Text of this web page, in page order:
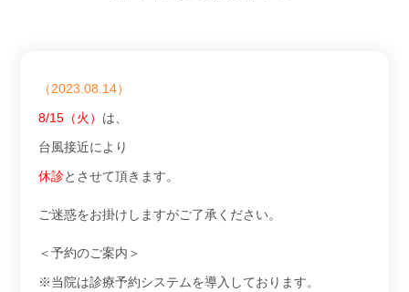
（2023.08.14）
8/15（火） は、
台風接近により
休診とさせて頂きます。
ご迷惑をお掛けしますがご了承ください。
＜予約のご案内＞
※当院は診療予約システムを導入しております。